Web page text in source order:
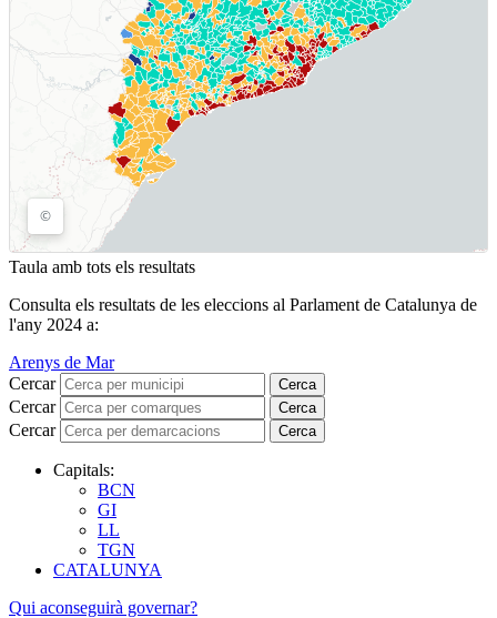
Taula amb tots els resultats
Consulta els resultats de les eleccions al Parlament de Catalunya de
l'any 2024 a:
Arenys de Mar
Cercar
Cerca
Cercar Cerca
Cercar Cerca
Capitals:
BCN
GI
LL
TGN
CATALUNYA
Qui aconseguirà governar?